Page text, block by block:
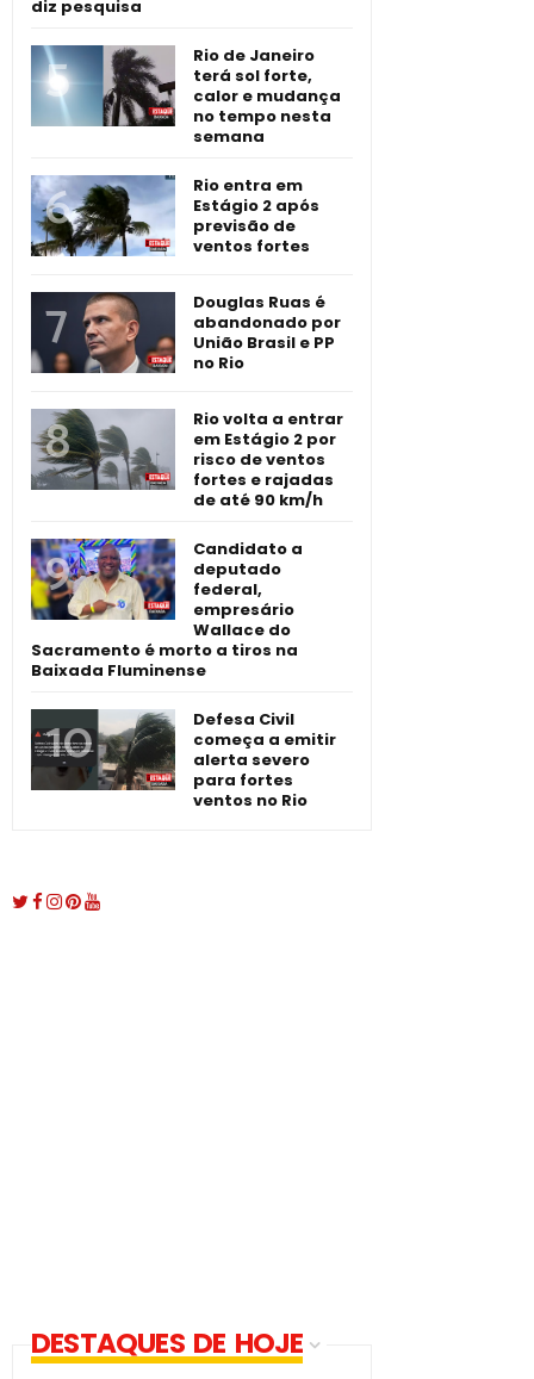
diz pesquisa
Rio de Janeiro
terá sol forte,
calor e mudança
no tempo nesta
semana
Rio entra em
Estágio 2 após
previsão de
ventos fortes
Douglas Ruas é
abandonado por
União Brasil e PP
no Rio
Rio volta a entrar
em Estágio 2 por
risco de ventos
fortes e rajadas
de até 90 km/h
Candidato a
deputado
federal,
empresário
Wallace do
Sacramento é morto a tiros na
Baixada Fluminense
Defesa Civil
começa a emitir
alerta severo
para fortes
ventos no Rio
DESTAQUES DE HOJE